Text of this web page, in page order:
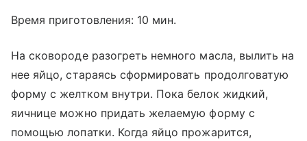
Время приготовления: 10 мин.
На сковороде разогреть немного масла, вылить на
нее яйцо, стараясь сформировать продолговатую
форму с желтком внутри. Пока белок жидкий,
яичнице можно придать желаемую форму с
помощью лопатки. Когда яйцо прожарится,